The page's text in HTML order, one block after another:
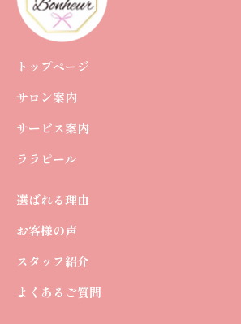
トップページ
サロン案内
サービス案内
ララピール
選ばれる理由
お客様の声
スタッフ紹介
よくあるご質問